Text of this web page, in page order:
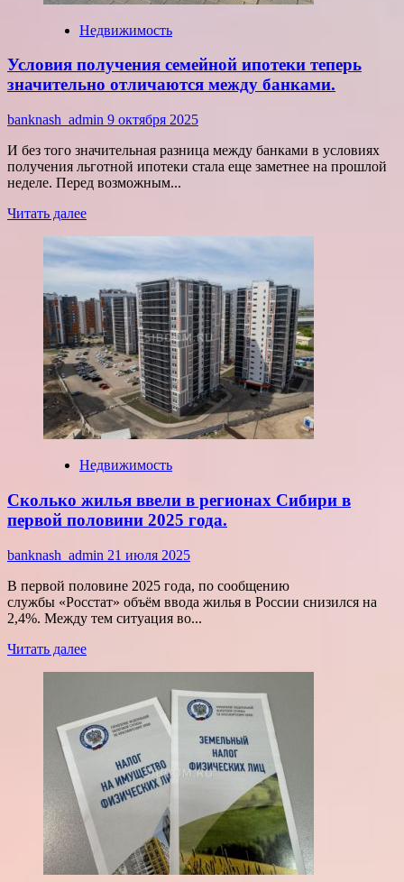
Недвижимость
Условия получения семейной ипотеки теперь
значительно отличаются между банками.
banknash_admin 9 октября 2025
И без того значительная разница между банками в условиях
получения льготной ипотеки стала еще заметнее на прошлой
неделе. Перед возможным...
Читать далееПрочитать
о
Условия
получения
семейной
ипотеки
теперь
значительно
отличаются
между
банками.
Недвижимость
Сколько жилья ввели в регионах Сибири в
первой половини 2025 года.
banknash_admin 21 июля 2025
В первой половине 2025 года, по сообщению
службы «Росстат» объём ввода жилья в России снизился на
2,4%. Между тем ситуация во...
Читать далееПрочитать
жилья
ввели
в
регионах
Сибири
первой
половини
2025
года.